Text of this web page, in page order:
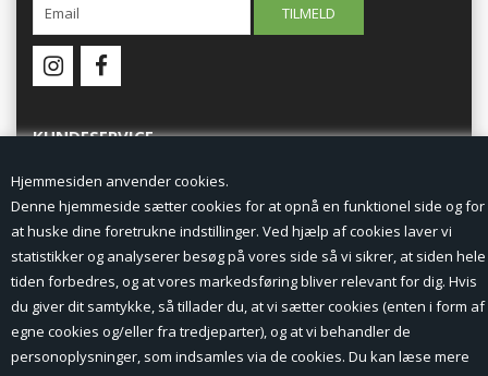
Hjemmesiden anvender cookies.
Denne hjemmeside sætter cookies for at opnå en funktionel side og for
at huske dine foretrukne indstillinger. Ved hjælp af cookies laver vi
statistikker og analyserer besøg på vores side så vi sikrer, at siden hele
tiden forbedres, og at vores markedsføring bliver relevant for dig. Hvis
du giver dit samtykke, så tillader du, at vi sætter cookies (enten i form af
egne cookies og/eller fra tredjeparter), og at vi behandler de
personoplysninger, som indsamles via de cookies. Du kan læse mere
KUNDESERVICE
Forside
Min Konto
Nyheder
Vilkår og betingelser